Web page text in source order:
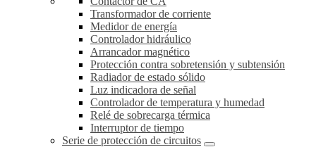
Transformador de corriente
Medidor de energía
Controlador hidráulico
Arrancador magnético
Protección contra sobretensión y subtensión
Radiador de estado sólido
Luz indicadora de señal
Controlador de temperatura y humedad
Relé de sobrecarga térmica
Interruptor de tiempo
Serie de protección de circuitos